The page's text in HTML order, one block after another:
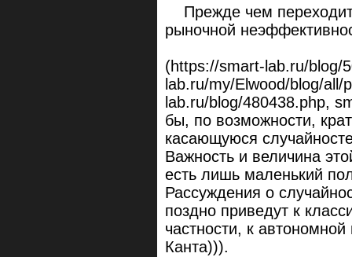
Прежде чем
рыночной
(https://smart-lab.ru/blog/
lab.ru/my/Elwood/blog/all/
lab.ru/blog/480438.php,
бы, по возможности,
касающуюся
Важность и величина
есть лишь маленький
Рассуждения о
поздно приведут к
частности, к
Канта))).